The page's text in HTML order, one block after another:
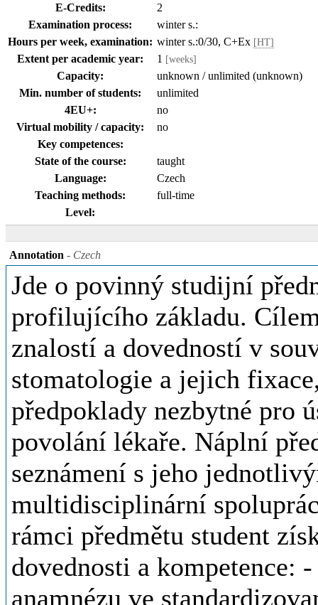
E-Credits:
2
Examination process:
winter s.:
Hours per week, examination: winter s.:0/30, C+Ex [HT]
Extent per academic year: 1 [weeks]
Capacity:
unknown / unlimited (unknown)
Min. number of students:
unlimited
4EU+:
no
Virtual mobility / capacity:
no
Key competences:
State of the course:
taught
Language:
Czech
Teaching methods:
full-time
Level:
Annotation - Czech
Jde o povinný studijní
profilujícího základu.
znalostí a dovedností v
stomatologie a jejich
předpoklady nezbytné pro
povolání lékaře. Náplní
seznámení s jeho
multidisciplinární
rámci předmětu student
dovednosti a kompetence:
anamnézu ve